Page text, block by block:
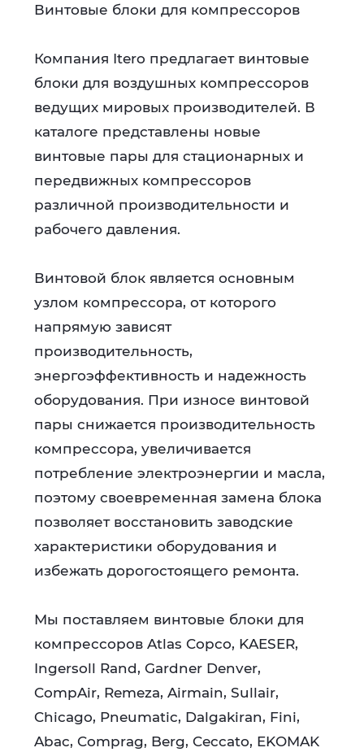
Винтовые блоки для компрессоров
Компания Itero предлагает винтовые
блоки для воздушных компрессоров
ведущих мировых производителей. В
каталоге представлены новые
винтовые пары для стационарных и
передвижных компрессоров
различной производительности и
рабочего давления.
Винтовой блок является основным
узлом компрессора, от которого
напрямую зависят
производительность,
энергоэффективность и надежность
оборудования. При износе винтовой
пары снижается производительность
компрессора, увеличивается
потребление электроэнергии и масла,
поэтому своевременная замена блока
позволяет восстановить заводские
характеристики оборудования и
избежать дорогостоящего ремонта.
Мы поставляем винтовые блоки для
компрессоров Atlas Copco, KAESER,
Ingersoll Rand, Gardner Denver,
CompAir, Remeza, Airmain, Sullair,
Chicago, Pneumatic, Dalgakiran, Fini,
Abac, Comprag, Berg, Ceccato, EKOMAK